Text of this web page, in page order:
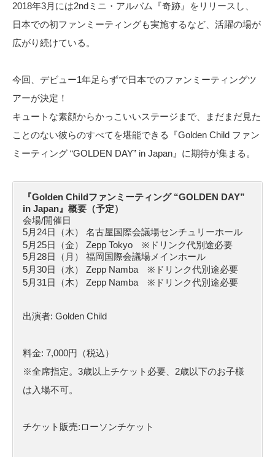
2018年3月には2ndミニ・アルバム『奇跡』をリリースし、
日本での初ファンミーティングも実施するなど、活躍の場が
広がり続けている。
今回、デビュー1年足らずで日本でのファンミーティングツ
アーが決定！
キュートな素顔からかっこいいステージまで、まだまだ見た
ことのない彼らのすべてを堪能できる『Golden Child ファン
ミーティング “GOLDEN DAY” in Japan』に期待が集まる。
『Golden Childファンミーティング “GOLDEN DAY”
in Japan』概要（予定）
会場/開催日
5月24日（木） 名古屋国際会議場センチュリーホール
5月25日（金） Zepp Tokyo ※ドリンク代別途必要
5月28日（月） 福岡国際会議場メインホール
5月30日（水） Zepp Namba ※ドリンク代別途必要
5月31日（木） Zepp Namba ※ドリンク代別途必要
出演者: Golden Child
料金: 7,000円（税込）
※全席指定。3歳以上チケット必要、2歳以下のお子様
は入場不可。
チケット販売:ローソンチケット